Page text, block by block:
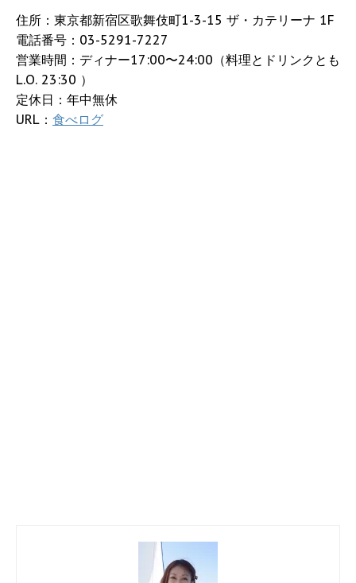
住所：東京都新宿区歌舞伎町1-3-15 ザ・カテリーナ 1F
電話番号：03-5291-7227
営業時間：ディナー17:00〜24:00（料理とドリンクとも
L.O. 23:30 ）
定休日：年中無休
URL： 食べログ